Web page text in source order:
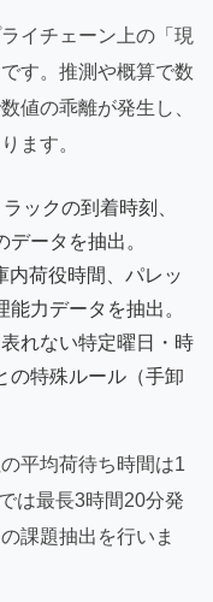
イチェーン上の「現
す。推測や概算で数
値の乖離が発生し、
ます。
ラックの到着時刻、
ータを抽出。
内荷役時間、パレッ
能力データを抽出。
れない特定曜日・時
の特殊ルール（手卸
平均荷待ち時間は1
は最長3時間20分発
課題抽出を行いま